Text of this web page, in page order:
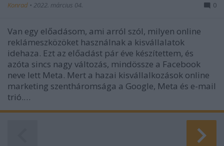
Konrad • 2022. március 04. 0
Van egy előadásom, ami arról szól, milyen online
reklámeszközöket használnak a kisvállalatok
idehaza. Ezt az előadást pár éve készítettem, és
azóta sincs nagy változás, mindössze a Facebook
neve lett Meta. Mert a hazai kisvállalkozások online
marketing szentháromsága a Google, Meta és e-mail
trió.…